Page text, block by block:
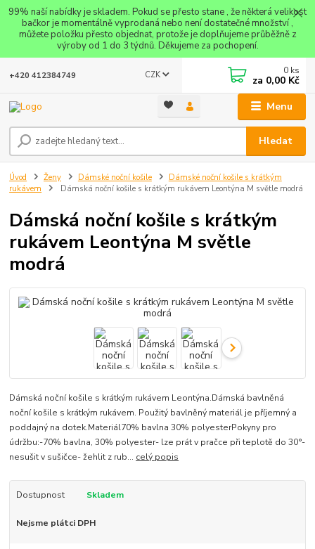
99% naší nabídky je skladem. Pokud se přesto stane , že některá velikost
bačkor je momentálně vyprodaná nebo není dostatečné množství ,
můžete položku přesto objednat, protože je doplňujeme průběžně z
výroby od 1 do 3 týdnů. Děkujeme za pochopení.
Menu
CZK
Hledat
+420 412384749 0 ks
za 0,00 Kč
Úvod Ženy Dámské noční košile
Dámské noční košile s krátkým
rukávem
Dámská noční košile s krátkým rukávem Leontýna M světle modrá
Dámská noční košile s krátkým
rukávem Leontýna M světle
modrá
Dámská noční košile s krátkým rukávem Leontýna.Dámská bavlněná
noční košile s krátkým rukávem. Použitý bavlněný materiál je příjemný a
poddajný na dotek.Materiál70% bavlna 30% polyesterPokyny pro
údržbu:-70% bavlna, 30% polyester- lze prát v pračce při teplotě do 30°-
nesušit v sušičce- žehlit z rub... celý popis
Dostupnost Skladem
Nejsme plátci DPH